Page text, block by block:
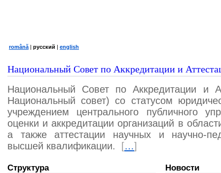
română | русский | english
Национальный Совет по Аккредитации и
Национальный Совет по Аккредитации и
Национальный совет) со статусом
учреждением центрального публичного
оценки и аккредитации организаций в
а также аттестации научных и научно-
высшей квалификации.
[…]
Структура Новости